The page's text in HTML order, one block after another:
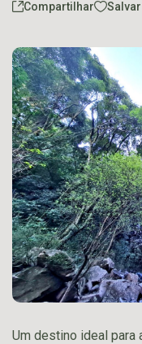
Compartilhar Salvar
Um destino ideal para